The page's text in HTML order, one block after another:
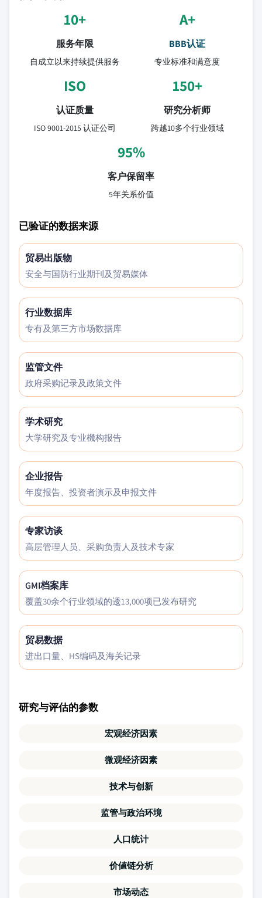
10+
服务年限
自成立以来持续提供服务
A+
BBB认证
专业标准和满意度
ISO
认证质量
ISO 9001-2015 认证公司
150+
研究分析师
跨越10多个行业领域
95%
客户保留率
5年关系价值
已验证的数据来源
贸易出版物
安全与国防行业期刊及贸易媒体
行业数据库
专有及第三方市场数据库
监管文件
政府采购记录及政策文件
学术研究
大学研究及专业機构报告
企业报告
年度报告、投资者演示及申报文件
专家访谈
高层管理人员、采购负责人及技术专家
GMI档案库
覆盖30余个行业领域的逶13,000项已发布研究
贸易数据
进出口量、HS编码及海关记录
研究与评估的参数
宏观经济因素
微观经济因素
技术与创新
监管与政治环境
人口统计
价値链分析
市场动态